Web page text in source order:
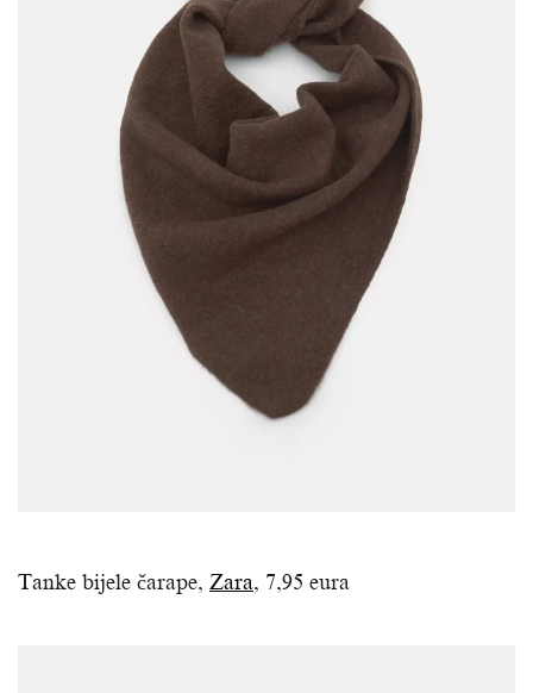
Tanke bijele čarape, Zara, 7,95 eura